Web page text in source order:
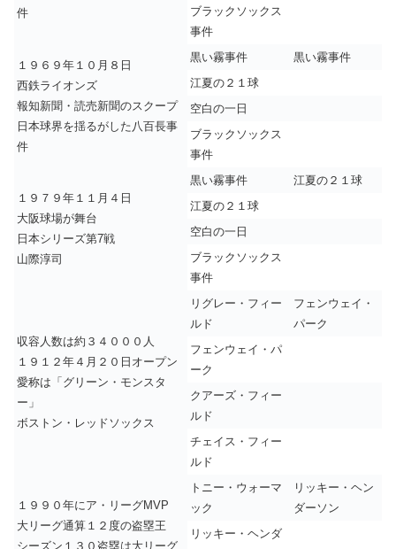
件
ブラックソックス
事件
１９６９年１０月８日
西鉄ライオンズ
報知新聞・読売新聞のスクープ
日本球界を揺るがした八百長事
件
黒い霧事件
黒い霧事件
江夏の２１球
空白の一日
ブラックソックス
事件
１９７９年１１月４日
大阪球場が舞台
日本シリーズ第7戦
山際淳司
黒い霧事件
江夏の２１球
江夏の２１球
空白の一日
ブラックソックス
事件
収容人数は約３４０００人
１９１２年４月２０日オープン
愛称は「グリーン・モンスタ
ー」
ボストン・レッドソックス
リグレー・フィー
ルド
フェンウェイ・
パーク
フェンウェイ・パ
ーク
クアーズ・フィー
ルド
チェイス・フィー
ルド
１９９０年にア・リーグMVP
大リーグ通算１２度の盗塁王
シーズン１３０盗塁は大リーグ
トニー・ウォーマ
ック
リッキー・ヘン
ダーソン
リッキー・ヘンダ